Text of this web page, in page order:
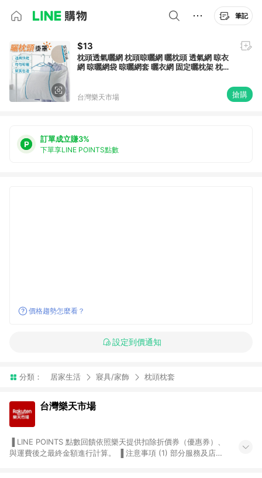
筆記
$13
枕頭透氣曬網 枕頭晾曬網 曬枕頭 透氣網 晾衣
網 晾曬網袋 晾曬網套 曬衣網 固定曬枕架 枕頭
台灣樂天市場 搶購
訂單成立賺3%
下單享LINE POINTS點數
價格趨勢怎麼看？
設定到價通知
分類： 居家生活 寢具/家飾 枕頭枕套
台灣樂天市場
與運費後之最終金額進行計算。 ▐ 注意事項 (1) 部分服務及店家